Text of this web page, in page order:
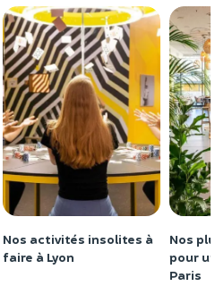
Nos activités insolites à
faire à Lyon
Nos
pour un
Paris